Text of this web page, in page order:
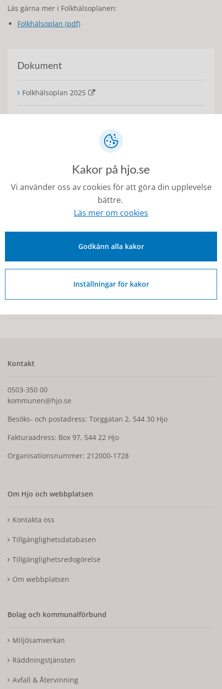
Läs gärna mer i Folkhälsoplanen:
Folkhälsoplan (pdf)
Dokument
Folkhälsoplan 2025
Folkhälsorådets årsberättelse 2024
Seniorenkäten 2023 rapport
Relaterade länkar
Folkhälsomyndigheten
Skaraborgs kommunalförbund
Kontakt
0503-350 00
kommunen@hjo.se
Besöks- och postadress: Torggatan 2, 544 30 Hjo
Fakturaadress: Box 97, 544 22 Hjo
Organisationsnummer: 212000-1728
Om Hjo och webbplatsen
Kontakta oss
Tillgänglighetsdatabasen
Tillgänglighetsredogörelse
Om webbplatsen
Bolag och kommunalförbund
Miljösamverkan
Räddningstjänsten
Avfall & Återvinning
Kakor på hjo.se
Vi använder oss av cookies för att göra din upplevelse
bättre.
Läs mer om cookies
Godkänn alla kakor
Inställningar för kakor